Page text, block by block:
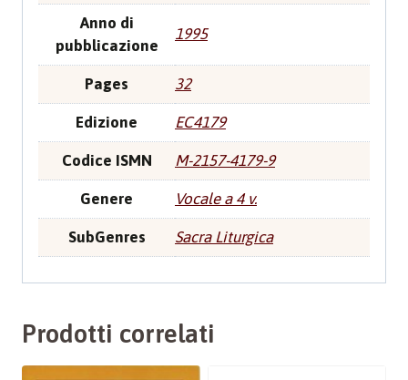
Anno di
pubblicazione
1995
Pages 32
Edizione EC4179
Codice ISMN M-2157-4179-9
Genere Vocale a 4 v.
SubGenres Sacra Liturgica
Prodotti correlati